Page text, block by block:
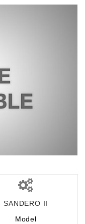
SANDERO II
Model